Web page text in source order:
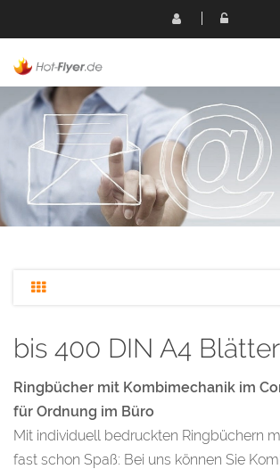
bis 400 DIN A4 Blätter
Ringbücher mit Kombimechanik im
für Ordnung im Büro
Mit individuell bedruckten Ringbüchern
fast schon Spaß: Bei uns können Sie